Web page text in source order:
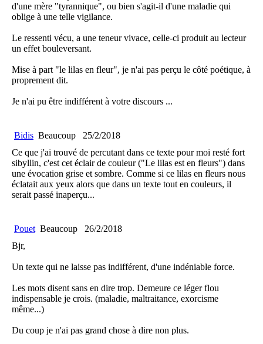
d'une mère "tyrannique", ou bien s'agit-il d'une maladie qui
oblige à une telle vigilance.
Le ressenti vécu, a une teneur vivace, celle-ci produit au lecteur
un effet bouleversant.
Mise à part "le lilas en fleur", je n'ai pas perçu le côté poétique, à
proprement dit.
Je n'ai pu être indifférent à votre discours ...
Bidis Beaucoup
25/2/2018
Ce que j'ai trouvé de percutant dans ce texte pour moi resté fort
sibyllin, c'est cet éclair de couleur ("Le lilas est en fleurs") dans
une évocation grise et sombre. Comme si ce lilas en fleurs nous
éclatait aux yeux alors que dans un texte tout en couleurs, il
serait passé inaperçu...
Pouet Beaucoup
26/2/2018
Bjr,
Un texte qui ne laisse pas indifférent, d'une indéniable force.
Les mots disent sans en dire trop. Demeure ce léger flou
indispensable je crois. (maladie, maltraitance, exorcisme
même...)
Du coup je n'ai pas grand chose à dire non plus.